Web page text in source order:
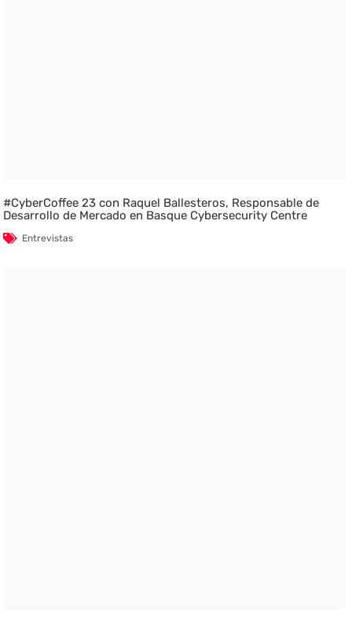
#CyberCoffee 23 con Raquel Ballesteros, Responsable de
Desarrollo de Mercado en Basque Cybersecurity Centre
Entrevistas